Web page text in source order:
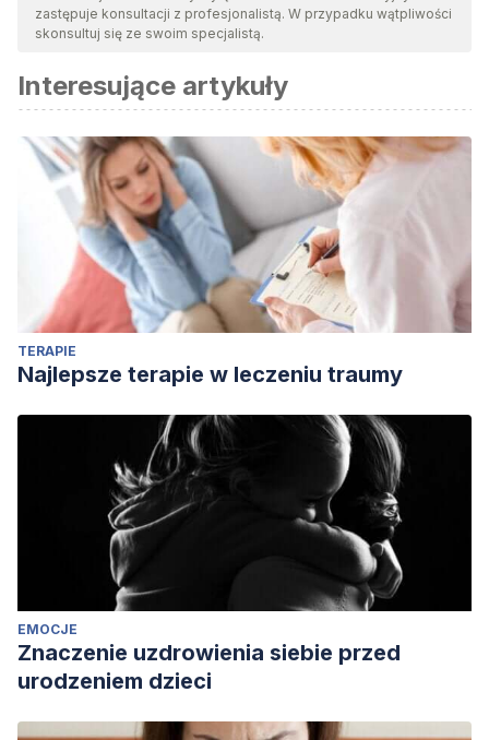
zastępuje konsultacji z profesjonalistą. W przypadku wątpliwości
skonsultuj się ze swoim specjalistą.
Interesujące artykuły
TERAPIE
Najlepsze terapie w leczeniu traumy
EMOCJE
Znaczenie uzdrowienia siebie przed
urodzeniem dzieci